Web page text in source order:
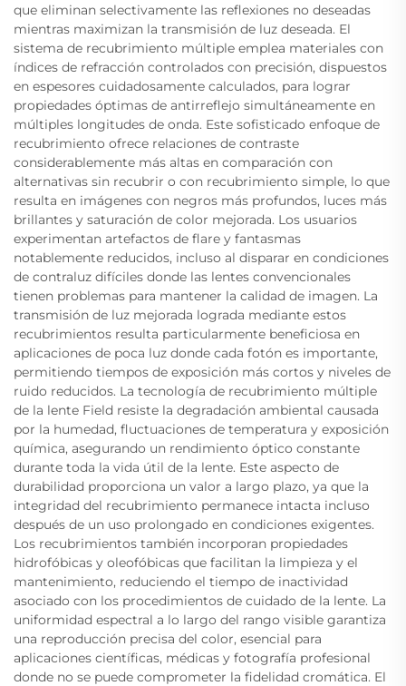
que eliminan selectivamente las reflexiones no deseadas
mientras maximizan la transmisión de luz deseada. El
sistema de recubrimiento múltiple emplea materiales con
índices de refracción controlados con precisión, dispuestos
en espesores cuidadosamente calculados, para lograr
propiedades óptimas de antirreflejo simultáneamente en
múltiples longitudes de onda. Este sofisticado enfoque de
recubrimiento ofrece relaciones de contraste
considerablemente más altas en comparación con
alternativas sin recubrir o con recubrimiento simple, lo que
resulta en imágenes con negros más profundos, luces más
brillantes y saturación de color mejorada. Los usuarios
experimentan artefactos de flare y fantasmas
notablemente reducidos, incluso al disparar en condiciones
de contraluz difíciles donde las lentes convencionales
tienen problemas para mantener la calidad de imagen. La
transmisión de luz mejorada lograda mediante estos
recubrimientos resulta particularmente beneficiosa en
aplicaciones de poca luz donde cada fotón es importante,
permitiendo tiempos de exposición más cortos y niveles de
ruido reducidos. La tecnología de recubrimiento múltiple
de la lente Field resiste la degradación ambiental causada
por la humedad, fluctuaciones de temperatura y exposición
química, asegurando un rendimiento óptico constante
durante toda la vida útil de la lente. Este aspecto de
durabilidad proporciona un valor a largo plazo, ya que la
integridad del recubrimiento permanece intacta incluso
después de un uso prolongado en condiciones exigentes.
Los recubrimientos también incorporan propiedades
hidrofóbicas y oleofóbicas que facilitan la limpieza y el
mantenimiento, reduciendo el tiempo de inactividad
asociado con los procedimientos de cuidado de la lente. La
uniformidad espectral a lo largo del rango visible garantiza
una reproducción precisa del color, esencial para
aplicaciones científicas, médicas y fotografía profesional
donde no se puede comprometer la fidelidad cromática. El